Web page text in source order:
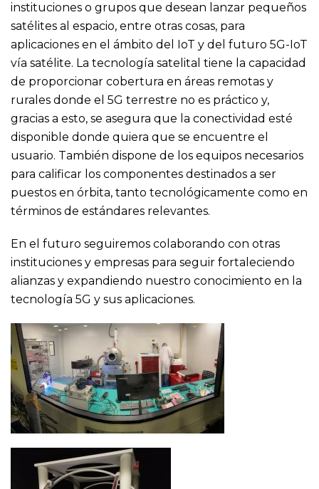
instituciones o grupos que desean lanzar pequeños
satélites al espacio, entre otras cosas, para
aplicaciones en el ámbito del IoT y del futuro 5G-IoT
vía satélite. La tecnología satelital tiene la capacidad
de proporcionar cobertura en áreas remotas y
rurales donde el 5G terrestre no es práctico y,
gracias a esto, se asegura que la conectividad esté
disponible donde quiera que se encuentre el
usuario. También dispone de los equipos necesarios
para calificar los componentes destinados a ser
puestos en órbita, tanto tecnológicamente como en
términos de estándares relevantes.
En el futuro seguiremos colaborando con otras
instituciones y empresas para seguir fortaleciendo
alianzas y expandiendo nuestro conocimiento en la
tecnología 5G y sus aplicaciones.